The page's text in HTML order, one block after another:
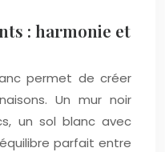
: harmonie et
permet de créer
Un mur noir
un sol blanc avec
parfait entre